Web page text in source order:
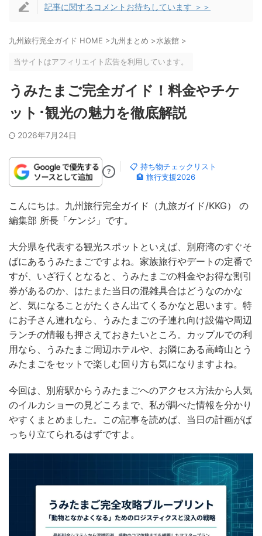
記事に関するコメントお待ちしています ＞＞
九州旅行完全ガイド HOME >九州まとめ >水族館 >
当サイトはアフィリエイト広告を利用しています。
うみたまご完全ガイド！料金やチケ
ット･観光の魅力を徹底解説
2026年7月24日
?
📋 持ち物チェックリスト
🏨 旅行支援2026
こんにちは。九州旅行完全ガイド（九旅ガイド/KKG） の
編集部 所長「ケンジ」です。
大分県を代表する観光スポットといえば、別府湾のすぐそ
ばにあるうみたまごですよね。家族旅行やデートの定番で
すが、いざ行くとなると、うみたまごの料金やお得な割引
券があるのか、はたまた当日の混雑具合はどうなのかな
ど、気になることがたくさん出てくるかなと思います。特
にお子さん連れなら、うみたまごの子連れ向け設備や周辺
ランチの情報も押さえておきたいところ。カップルでの利
用なら、うみたまご周辺ホテルや、お隣にある高崎山とう
みたまごをセットで楽しむ回り方も気になりますよね。
今回は、別府駅からうみたまごへのアクセス方法から人気
のイルカショーの見どころまで、私が調べた情報を分かり
やすくまとめました。この記事を読めば、当日の計画がば
っちり立てられるはずですよ。